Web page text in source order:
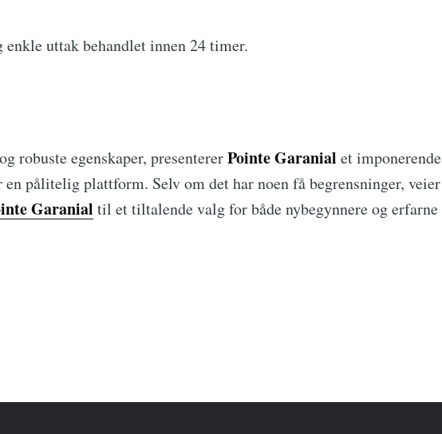
enkle uttak behandlet innen 24 timer.
robuste egenskaper, presentererPointe Garanial et imponerende
pålitelig plattform. Selv om det har noen få begrensninger, veier
Garanial til et tiltalende valg for både nybegynnere og erfarne